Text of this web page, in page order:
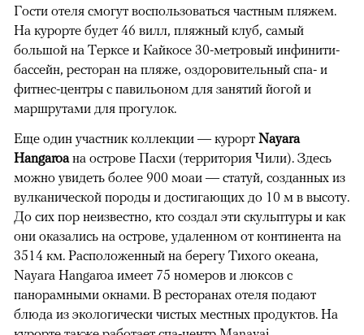
Гости отеля смогут воспользоваться частным пляжем.
На курорте будет 46 вилл, пляжный клуб, самый
большой на Терксе и Кайкосе 30-метровый инфинити-
бассейн, ресторан на пляже, оздоровительный спа- и
фитнес-центры с павильоном для занятий йогой и
маршрутами для прогулок.
Еще один участник коллекции — курорт Nayara
Hangaroa на острове Пасхи (территория Чили). Здесь
можно увидеть более 900 моаи — статуй, созданных из
вулканической породы и достигающих до 10 м в высоту.
До сих пор неизвестно, кто создал эти скульптуры и как
они оказались на острове, удаленном от континента на
3514 км. Расположенный на берегу Тихого океана,
Nayara Hangaroa имеет 75 номеров и люксов с
панорамными окнами. В ресторанах отеля подают
блюда из экологически чистых местных продуктов. На